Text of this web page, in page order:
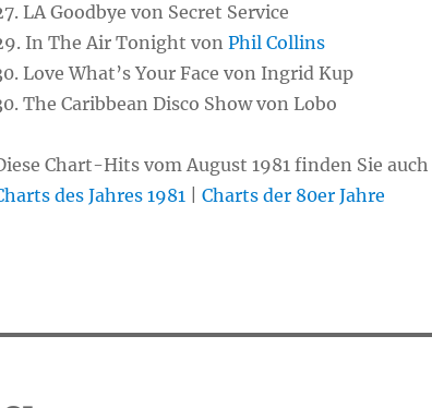
LA Goodbye von Secret Service
In The Air Tonight vonPhil Collins
Love What’s Your Face von Ingrid Kup
The Caribbean Disco Show von Lobo
Chart-Hits vom August 1981 finden Sie
des Jahres 1981 |Charts der 80er Jahre